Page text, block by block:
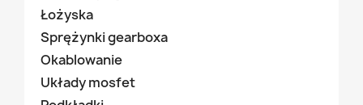
Łożyska
Sprężynki gearboxa
Okablowanie
Układy mosfet